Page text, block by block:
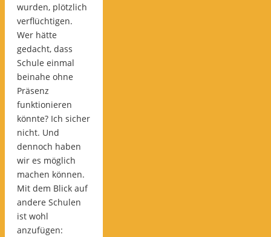
wurden, plötzlich
verflüchtigen.
Wer hätte
gedacht, dass
Schule einmal
beinahe ohne
Präsenz
funktionieren
könnte? Ich sicher
nicht. Und
dennoch haben
wir es möglich
machen können.
Mit dem Blick auf
andere Schulen
ist wohl
anzufügen: